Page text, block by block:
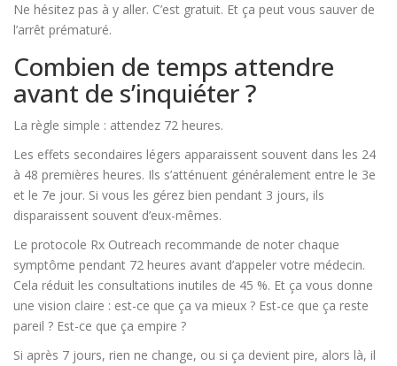
Ne hésitez pas à y aller. C’est gratuit. Et ça peut vous sauver de
l’arrêt prématuré.
Combien de temps attendre
avant de s’inquiéter ?
La règle simple : attendez 72 heures.
Les effets secondaires légers apparaissent souvent dans les 24
à 48 premières heures. Ils s’atténuent généralement entre le 3e
et le 7e jour. Si vous les gérez bien pendant 3 jours, ils
disparaissent souvent d’eux-mêmes.
Le protocole Rx Outreach recommande de noter chaque
symptôme pendant 72 heures avant d’appeler votre médecin.
Cela réduit les consultations inutiles de 45 %. Et ça vous donne
une vision claire : est-ce que ça va mieux ? Est-ce que ça reste
pareil ? Est-ce que ça empire ?
Si après 7 jours, rien ne change, ou si ça devient pire, alors là, il